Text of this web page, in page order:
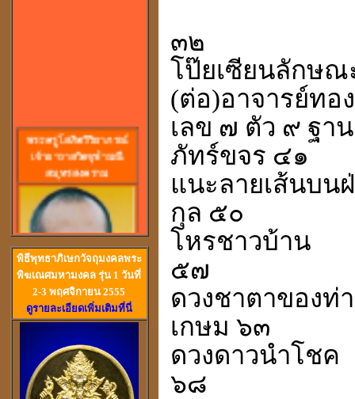
พระครูโสภิตวิริยาภรณ์
เจ้าอาวาสวัดจุฬามณี
สมุทรสงคราม
วัดสวนหงส์ สุพรรณบุรี
พิธีพุทธาภิเษกวัจถุมงคลพระ
พิฆเณศมหามงคล รุ่น 1 วันที่
2-3 พฤศจิกายน 2555
ดูรายละเอียดเพิ่มเติมที่นี่
๓๒
โป๊ยเซียนลักษ
(ต่อ)อาจารย์ทอ
เลข ๗ ตัว ๙ ฐา
ภัทร์ขจร ๔๑
แนะลายเส้นบน
กุล ๕๐
โหรชาวบ้าน
๕๗
ดวงชาตาของท่
เกษม ๖๓
ดวงดาวนำโชค
๖๘